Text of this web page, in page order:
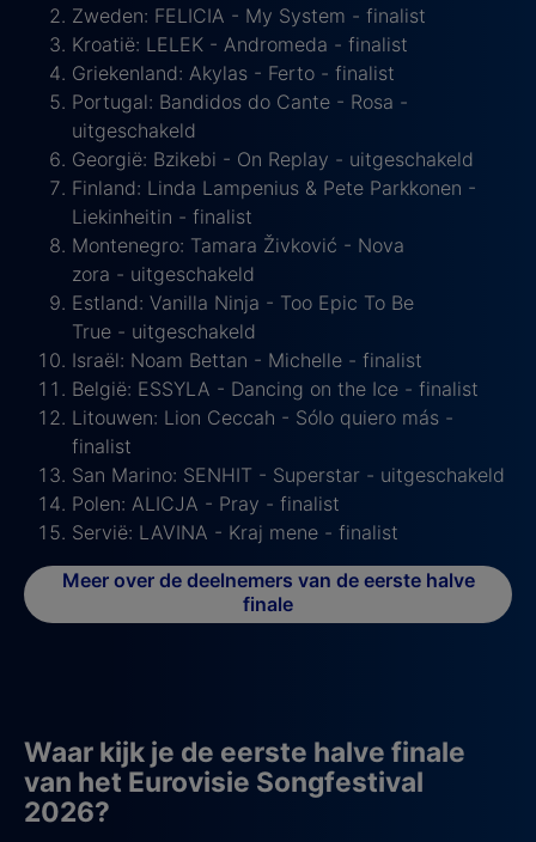
Zweden: FELICIA - My System - finalist
Kroatië: LELEK - Andromeda - finalist
Griekenland: Akylas - Ferto - finalist
Portugal: Bandidos do Cante - Rosa -
uitgeschakeld
Georgië: Bzikebi - On Replay - uitgeschakeld
Finland: Linda Lampenius & Pete Parkkonen -
Liekinheitin - finalist
Montenegro: Tamara Živković - Nova
zora - uitgeschakeld
Estland: Vanilla Ninja - Too Epic To Be
True - uitgeschakeld
Israël: Noam Bettan - Michelle - finalist
België: ESSYLA - Dancing on the Ice - finalist
Litouwen: Lion Ceccah - Sólo quiero más -
finalist
San Marino: SENHIT - Superstar - uitgeschakeld
Polen: ALICJA - Pray - finalist
Servië: LAVINA - Kraj mene - finalist
Meer over de deelnemers van de eerste halve
finale
Waar kijk je de eerste halve finale
van het Eurovisie Songfestival
2026?